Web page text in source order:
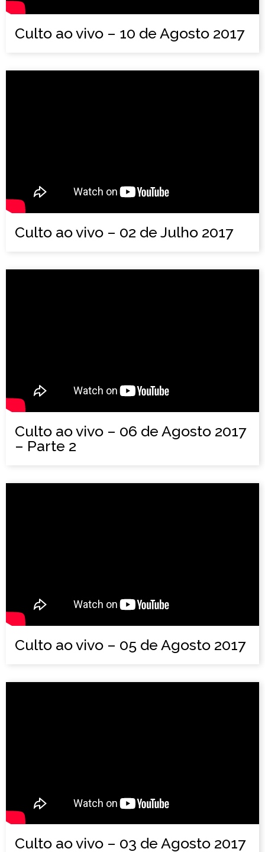
Culto ao vivo – 10 de Agosto 2017
Culto ao vivo – 02 de Julho 2017
Culto ao vivo – 06 de Agosto 2017
– Parte 2
Culto ao vivo – 05 de Agosto 2017
Culto ao vivo – 03 de Agosto 2017